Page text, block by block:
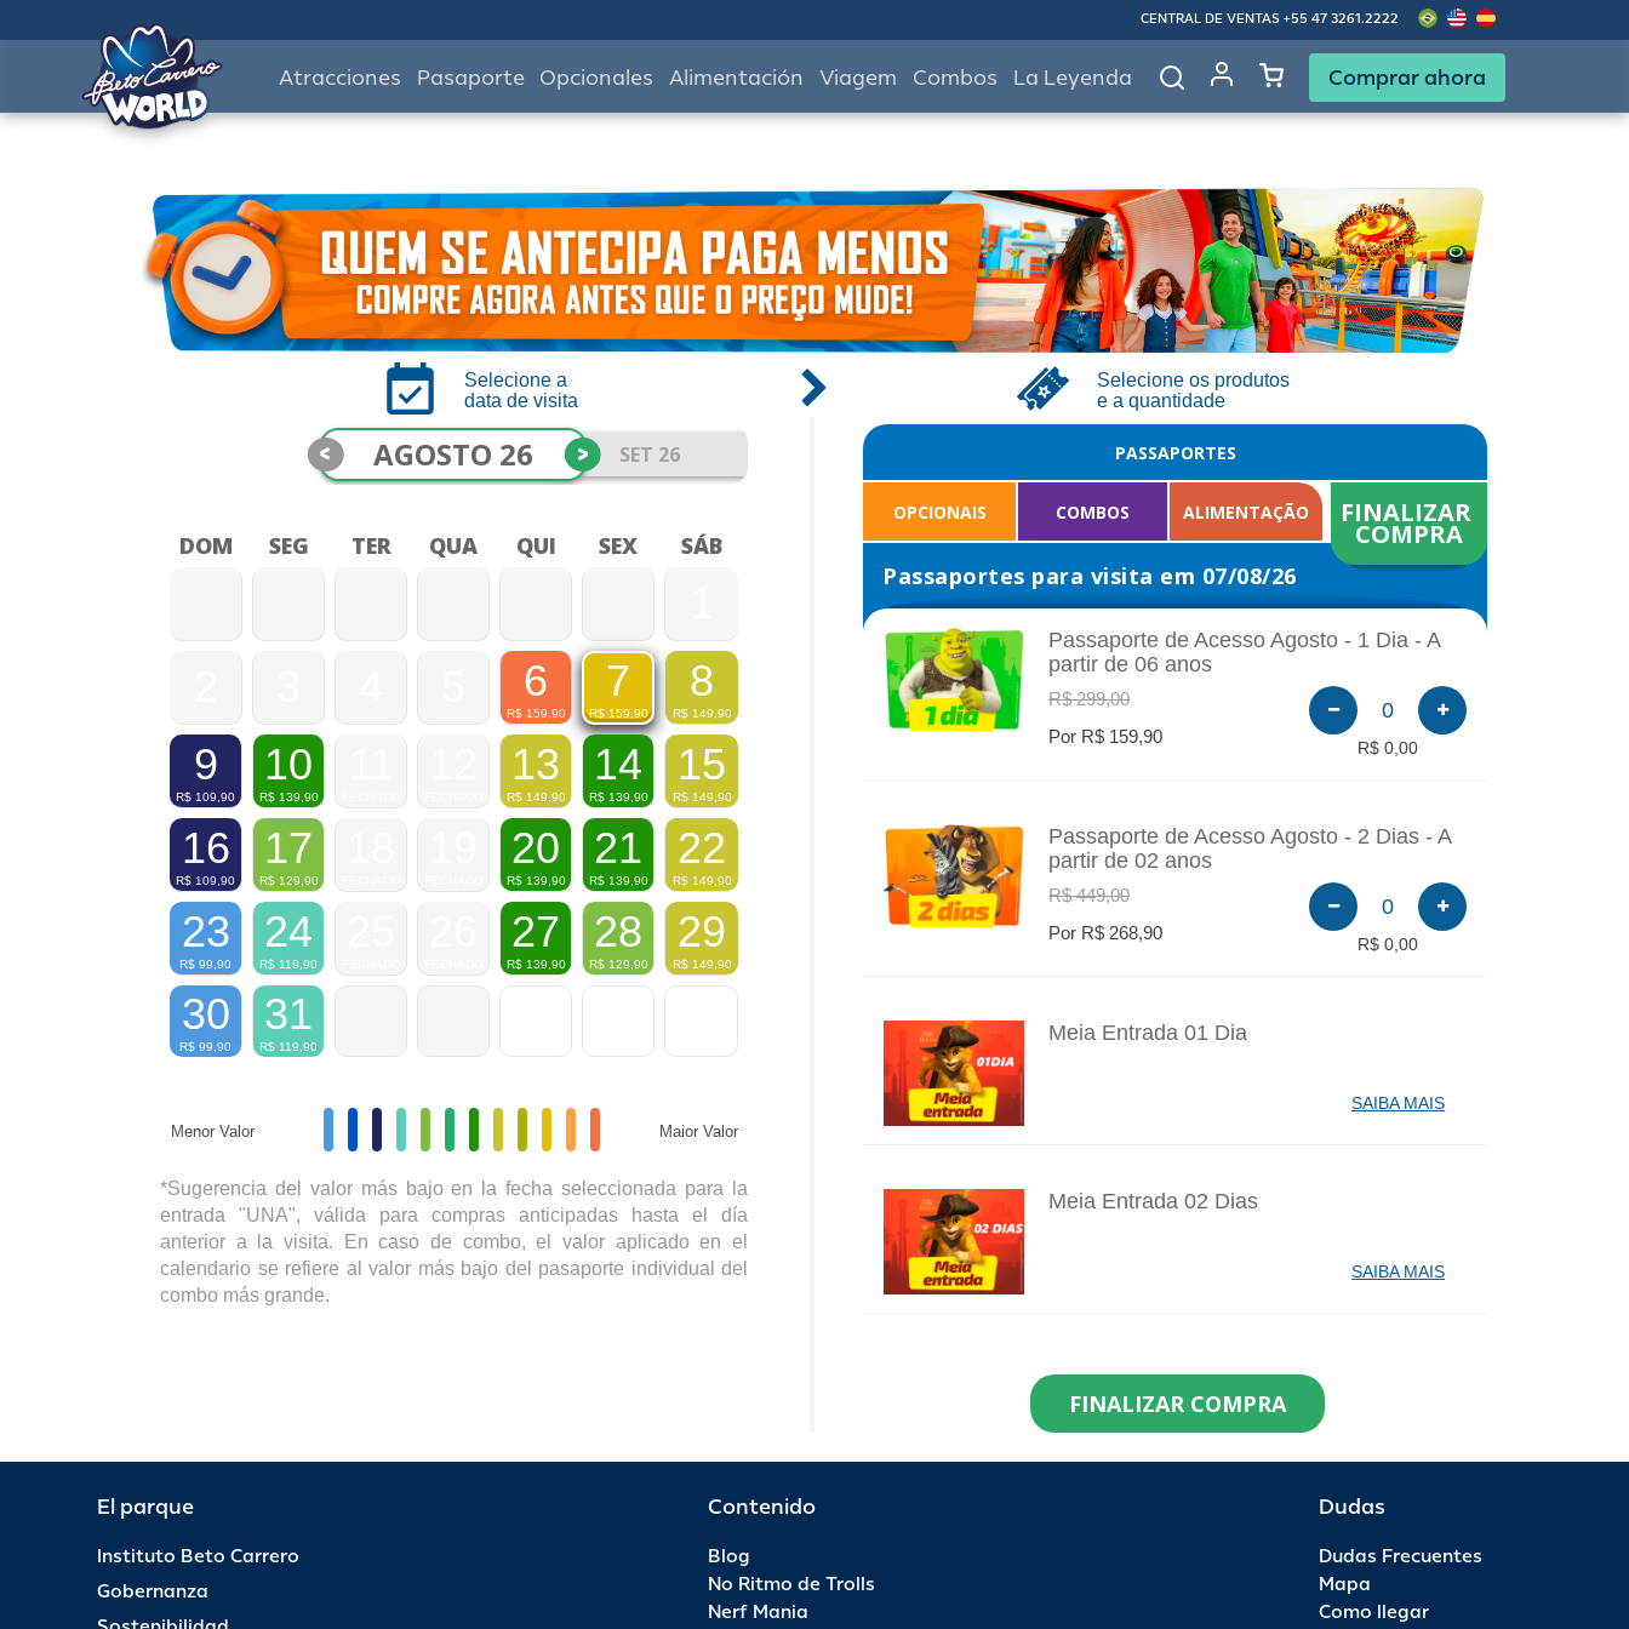
CENTRAL DE VENTAS +55 47 3261.2222
Atracciones Pasaporte Opcionales Alimentación Viagem Combos La Leyenda Comprar ahora
Selecione a
data de visita
Selecione os produtos
e a quantidade
AGOSTO 26 SET 26
< >
DOM SEG TER QUA QUI SEX SÁB
6
R$ 159,90
7
R$ 159,90
8
R$ 149,90
9
R$ 109,90
10
R$ 139,90
13
R$ 149,90
14
R$ 139,90
15
R$ 149,90
16
R$ 109,90
17
R$ 129,90
20
R$ 139,90
21
R$ 139,90
22
R$ 149,90
23
R$ 99,90
24
R$ 119,90
27
R$ 139,90
28
R$ 129,90
29
R$ 149,90
30
R$ 99,90
31
R$ 119,90
Menor Valor Maior Valor
*Sugerencia del valor más bajo en la fecha seleccionada para la
entrada "UNA", válida para compras anticipadas hasta el día
anterior a la visita. En caso de combo, el valor aplicado en el
calendario se refiere al valor más bajo del pasaporte individual del
combo más grande.
PASSAPORTES
OPCIONAIS COMBOS ALIMENTAÇÃO FINALIZAR
COMPRA
Passaportes para visita em 07/08/26
INFO
Passaporte de Acesso Agosto - 1 Dia - A
partir de 06 anos
R$ 299,00
Por R$ 159,90
0
R$ 0,00
INFO
Passaporte de Acesso Agosto - 2 Dias - A
partir de 02 anos
R$ 449,00
Por R$ 268,90
0
R$ 0,00
INFO
Meia Entrada 01 Dia
SAIBA MAIS
INFO
Meia Entrada 02 Dias
SAIBA MAIS
Residentes de Santa Catarina Agosto - 1
Dia
R$ 299,90
Por R$ 119,90
Passaporte Anual - 1 Ano - Anual Ouro
FINALIZAR COMPRA
El parque
Instituto Beto Carrero
Gobernanza
Contenido
Blog
No Ritmo de Trolls
Nerf Mania
Dudas
Dudas Frecuentes
Mapa
Como llegar